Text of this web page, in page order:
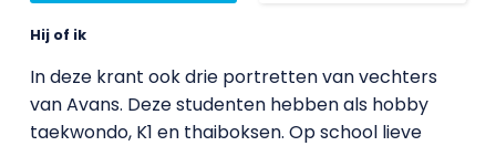
Hij of ik
In deze krant ook drie portretten van vechters
van Avans. Deze studenten hebben als hobby
taekwondo, K1 en thaiboksen. Op school lieve